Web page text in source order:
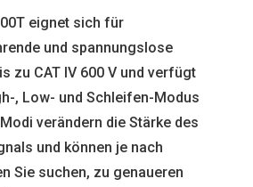
eignet sich für
und spannungslose
zu CAT IV 600 V und verfügt
, Low- und Schleifen-Modus
verändern die Stärke des
und können je nach
Sie suchen, zu genaueren